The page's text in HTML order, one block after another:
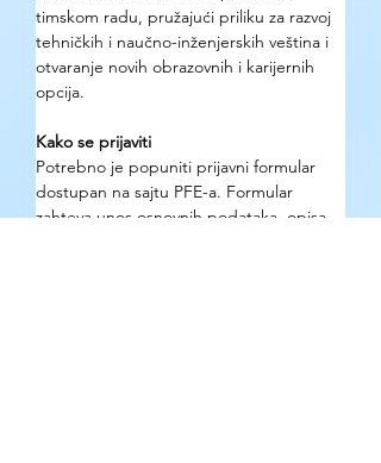
timskom radu, pružajući priliku za razvoj
tehničkih i naučno-inženjerskih veština i
otvaranje novih obrazovnih i karijernih
opcija.
Kako se prijaviti
Potrebno je popuniti prijavni formular
dostupan na sajtu PFE-a. Formular
zahteva unos osnovnih podataka, opisa